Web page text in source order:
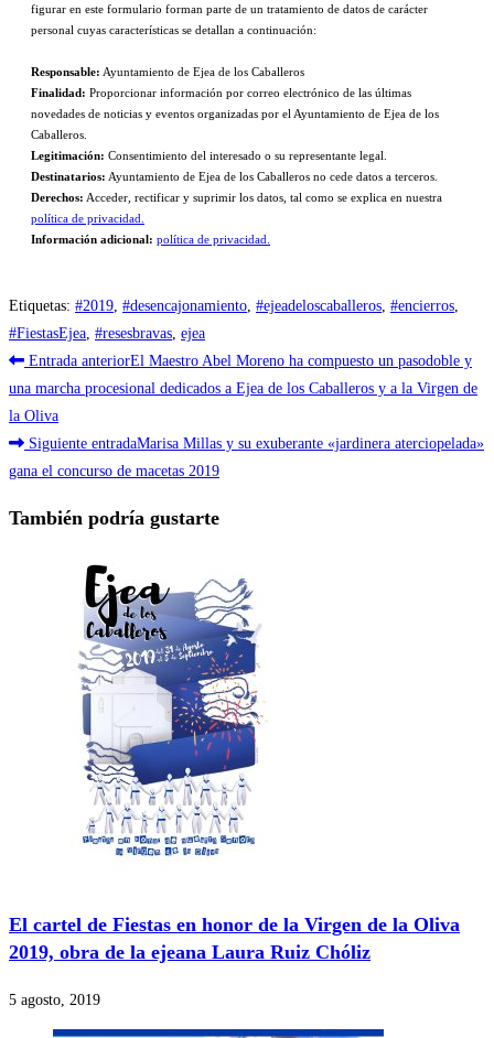
figurar en este formulario forman parte de un tratamiento de datos de carácter
personal cuyas características se detallan a continuación:
Responsable: Ayuntamiento de Ejea de los Caballeros
Finalidad: Proporcionar información por correo electrónico de las últimas
novedades de noticias y eventos organizadas por el Ayuntamiento de Ejea de los
Caballeros.
Legitimación: Consentimiento del interesado o su representante legal.
Destinatarios: Ayuntamiento de Ejea de los Caballeros no cede datos a terceros.
Derechos: Acceder, rectificar y suprimir los datos, tal como se explica en nuestra
política de privacidad.
Información adicional: política de privacidad.
Etiquetas: #2019 #desencajonamiento #ejeadeloscaballeros #encierros
#FiestasEjea #resesbravas ejea
Leer
más
artículos
Entrada anteriorEl Maestro Abel Moreno ha compuesto un pasodoble y
una marcha procesional dedicados a Ejea de los Caballeros y a la Virgen de
la Oliva
Siguiente entradaMarisa Millas y su exuberante «jardinera aterciopelada»
gana el concurso de macetas 2019
También podría gustarte
El cartel de Fiestas en honor de la Virgen de la Oliva
2019, obra de la ejeana Laura Ruiz Chóliz
5 agosto, 2019